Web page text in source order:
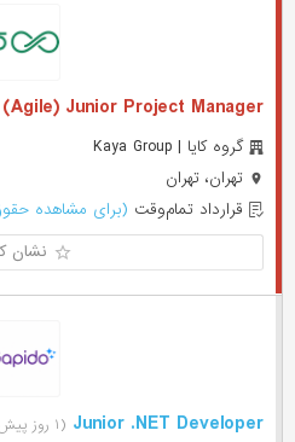
Agile) Junior Project Manager)
گروه کایا | Kaya Group
تهران، تهران
قرارداد تمام‌وقت (برای مشاهده
نشان
Junior .NET Developer (۱ روز پیش)